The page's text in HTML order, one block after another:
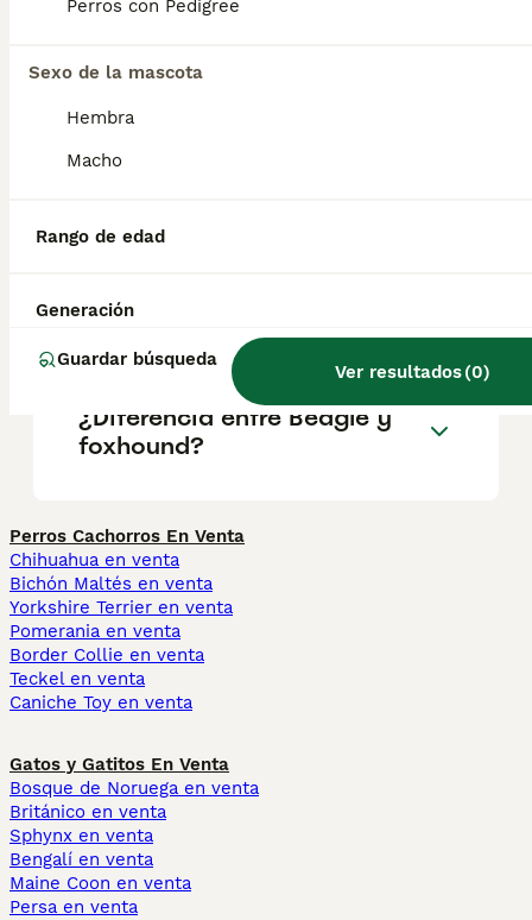
Perros con Pedigree
Sexo de la mascota
Hembra
Macho
Rango de edad
Generación
Guardar búsqueda
Ver resultados(0)
salud y el bienestar de los animales.
de comprometerse siempre es la mejor
¿Es el foxhound una buena
¿Cómo se llama el foxhound
americano en español?
¿Diferencia entre Beagle y
foxhound?
Perros Cachorros En Venta
Chihuahua en venta
Bichón Maltés en venta
Yorkshire Terrier en venta
Pomerania en venta
Border Collie en venta
Teckel en venta
Caniche Toy en venta
Gatos y Gatitos En Venta
Bosque de Noruega en venta
Británico en venta
Sphynx en venta
Bengalí en venta
Maine Coon en venta
Persa en venta